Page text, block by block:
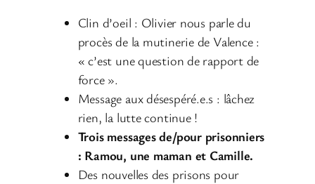
Clin d’oeil : Olivier nous parle du
procès de la mutinerie de Valence :
« c’est une question de rapport de
force ».
Message aux désespéré.e.s : lâchez
rien, la lutte continue !
Trois messages de/pour prisonniers
: Ramou, une maman et Camille.
Des nouvelles des prisons pour